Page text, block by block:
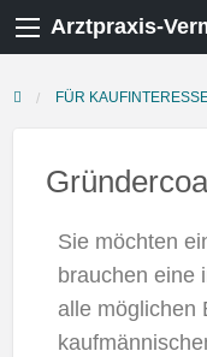
Arztpraxis-
FÜR
Sie möchten
brauchen eine
alle möglichen